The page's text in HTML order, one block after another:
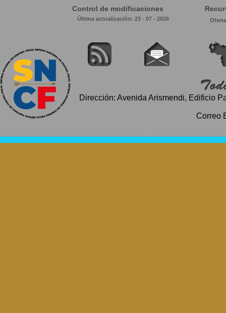
Control de modificaciones
Última actualización: 23 - 07 - 2026
Dirección: Avenida Arismendi, Edificio
Correo